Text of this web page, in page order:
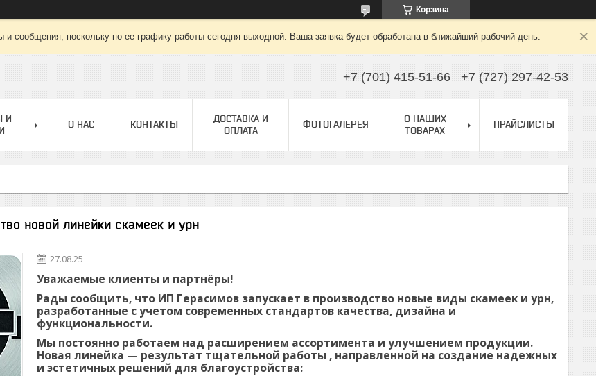
Корзина
и сообщения, поскольку по ее графику работы сегодня выходной. Ваша заявка будет обработана в ближайший рабочий день.
+7 (701) 415-51-66 +7 (727) 297-42-53
И
О НАС КОНТАКТЫ
ДОСТАВКА И
ОПЛАТА
ФОТОГАЛЕРЕЯ
О НАШИХ
ТОВАРАХ
ПРАЙСЛИСТЫ
новой линейки скамеек и урн
27.08.25
Уважаемые клиенты и партнёры!
Рады сообщить, что ИП Герасимов запускает в производство новые виды скамеек и урн,
разработанные с учетом современных стандартов качества, дизайна и
функциональности.
Мы постоянно работаем над расширением ассортимента и улучшением продукции.
Новая линейка — результат тщательной работы , направленной на создание надежных
и эстетичных решений для благоустройства: